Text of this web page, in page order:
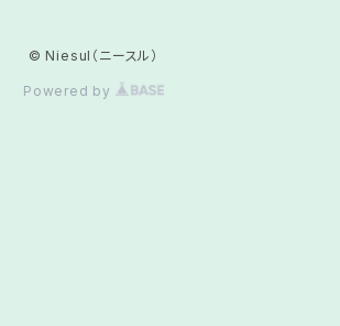
© Niesul（ニースル）
Powered by